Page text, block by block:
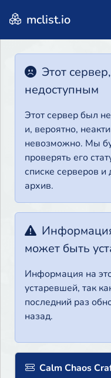
mclist.io
Этот
недоступным
Этот сервер был
и, вероятно,
невозможно. Мы
проверять его
списке серверов и
архив.
может быть
Информация на
устаревшей, так
последний раз
назад.
Calm Chaos